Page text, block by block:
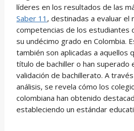
líderes en los resultados de las
Saber 11 , destinadas a evaluar el
competencias de los estudiantes
su undécimo grado en Colombia.
también son aplicadas a aquellos
título de bachiller o han superado
validación de bachillerato. A
análisis, se revela cómo los
colombiana han obtenido
estableciendo un estándar